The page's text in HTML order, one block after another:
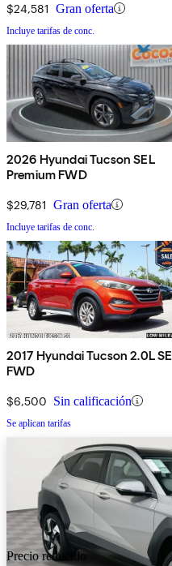
$24,581 Gran oferta
Incluye tarifas de conc.
2026 Hyundai Tucson SEL
Premium FWD
$29,781 Gran oferta
Incluye tarifas de conc.
2017 Hyundai Tucson 2.0L SE
FWD
$6,500 Sin calificación
Se aplican tarifas
Precio reducido